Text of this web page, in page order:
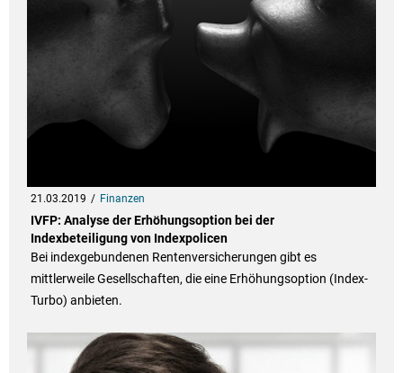
21.03.2019 Finanzen
IVFP: Analyse der Erhöhungsoption bei der
Indexbeteiligung von Indexpolicen
Bei indexgebundenen Rentenversicherungen gibt es
mittlerweile Gesellschaften, die eine Erhöhungsoption (Index-
Turbo) anbieten.